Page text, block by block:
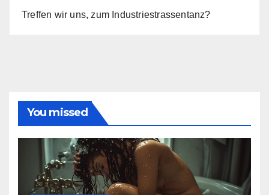
Treffen wir uns, zum Industriestrassentanz?
You missed